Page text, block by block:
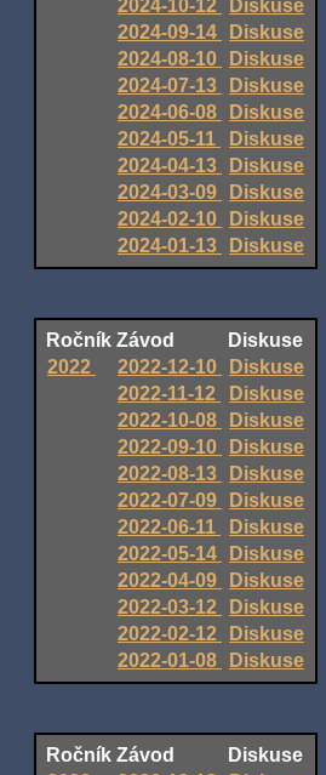
2024-10-12
Diskuse
2024-09-14
Diskuse
2024-08-10
Diskuse
2024-07-13
Diskuse
2024-06-08
Diskuse
2024-05-11
Diskuse
2024-04-13
Diskuse
2024-03-09
Diskuse
2024-02-10
Diskuse
2024-01-13
Diskuse
Ročník Závod
Diskuse
2022
2022-12-10
Diskuse
2022-11-12
Diskuse
2022-10-08
Diskuse
2022-09-10
Diskuse
2022-08-13
Diskuse
2022-07-09
Diskuse
2022-06-11
Diskuse
2022-05-14
Diskuse
2022-04-09
Diskuse
2022-03-12
Diskuse
2022-02-12
Diskuse
2022-01-08
Diskuse
Ročník Závod
Diskuse